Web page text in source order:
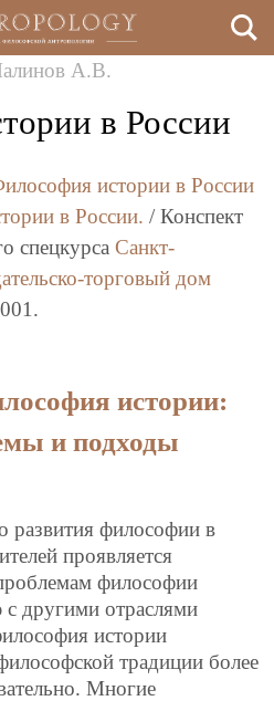
А.В.
в России
истории в России
в России. / Конспект
спецкурса Санкт-
торговый дом
истории:
и подходы
развития философии в
проявляется
философии
другими отраслями
истории
традиции более
Многие